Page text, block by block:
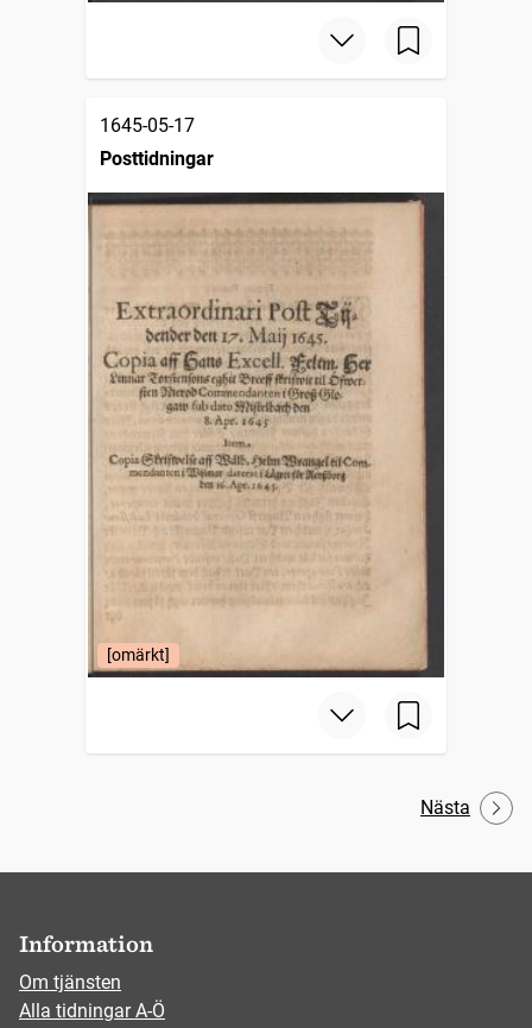
1645-05-17
Posttidningar
[omärkt]
Nästa
Information
Om tjänsten
Alla tidningar A-Ö